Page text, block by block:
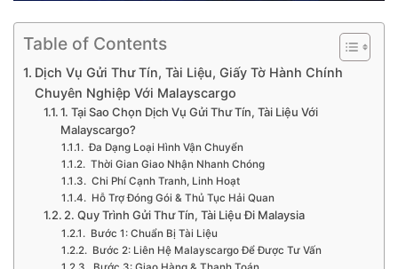
Table of Contents
Dịch Vụ Gửi Thư Tín, Tài Liệu, Giấy Tờ Hành Chính
Chuyên Nghiệp Với Malayscargo
1. Tại Sao Chọn Dịch Vụ Gửi Thư Tín, Tài Liệu Với
Malayscargo?
Đa Dạng Loại Hình Vận Chuyển
Thời Gian Giao Nhận Nhanh Chóng
Chi Phí Cạnh Tranh, Linh Hoạt
Hỗ Trợ Đóng Gói & Thủ Tục Hải Quan
2. Quy Trình Gửi Thư Tín, Tài Liệu Đi Malaysia
Bước 1: Chuẩn Bị Tài Liệu
Bước 2: Liên Hệ Malayscargo Để Được Tư Vấn